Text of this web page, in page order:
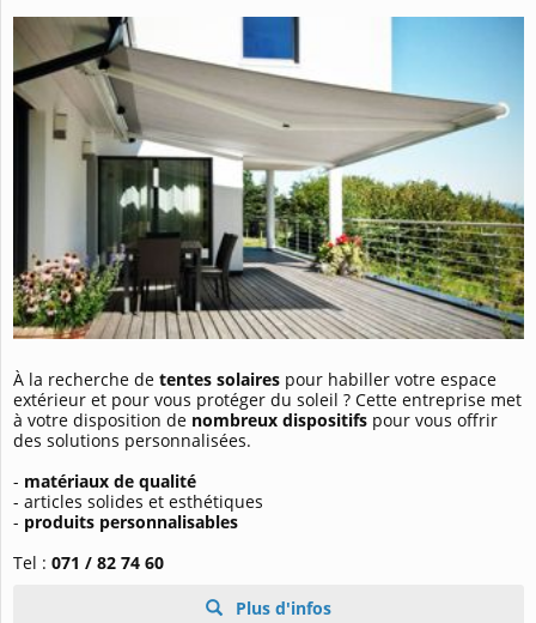
À la recherche de tentes solaires pour habiller votre espace
extérieur et pour vous protéger du soleil ? Cette entreprise met
à votre disposition de nombreux dispositifs pour vous offrir
des solutions personnalisées.
- matériaux de qualité
- articles solides et esthétiques
- produits personnalisables
Tel : 071 / 82 74 60
Plus d'infos